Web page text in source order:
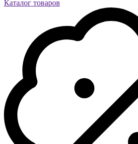
Каталог товаров